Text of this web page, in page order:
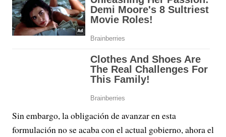
Sin embargo, la obligación de avanzar en esta
formulación no se acaba con el actual gobierno, ahora el